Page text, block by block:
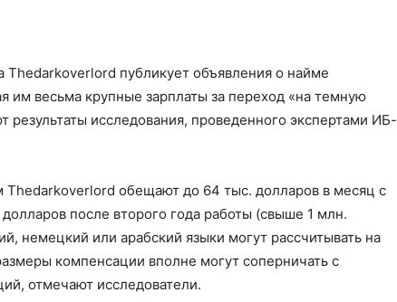
Thedarkoverlord публикует объявления о найме
им весьма крупные зарплаты за переход «на темную
результаты исследования, проведенного экспертами ИБ-
обещают до 64 тыс. долларов в месяц с
после второго года работы (свыше 1 млн.
немецкий или арабский языки могут рассчитывать на
компенсации вполне могут соперничать с
отмечают исследователи.